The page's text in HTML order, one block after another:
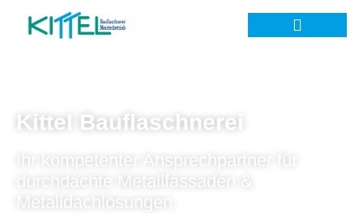
Kittel Bauflaschnerei
Ihr kompetenter Ansprechpartner für
durchdachte Metallfassaden &
Metalldachlösungen.